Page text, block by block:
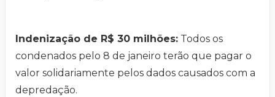
Indenização de R$ 30 milhões: Todos os
condenados pelo 8 de janeiro terão que pagar o
valor solidariamente pelos dados causados com a
depredação.